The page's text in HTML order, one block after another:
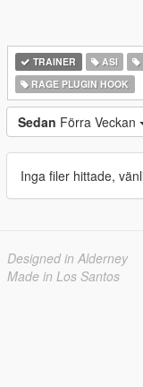
TRAINER ASI
RAGE PLUGIN HOOK
Sedan Förra Veckan
Inga filer hittade,
Designed in Alderney
Made in Los Santos